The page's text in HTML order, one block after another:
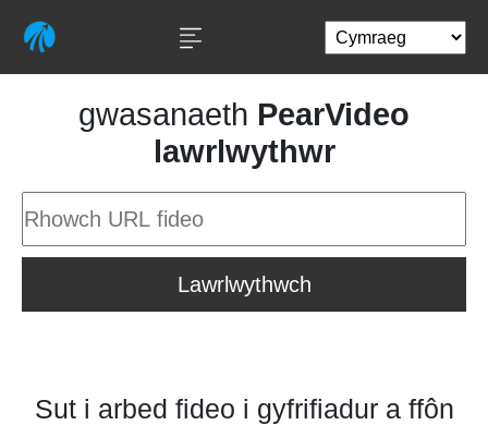
gwasanaeth PearVideo
lawrlwythwr
Lawrlwythwch
Sut i arbed fideo i gyfrifiadur a ffôn